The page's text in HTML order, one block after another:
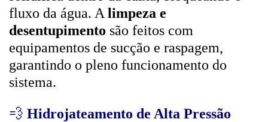
fluxo da água. A limpeza e
desentupimento são feitos com
equipamentos de sucção e raspagem,
garantindo o pleno funcionamento do
sistema.
💨 Hidrojateamento de Alta Pressão